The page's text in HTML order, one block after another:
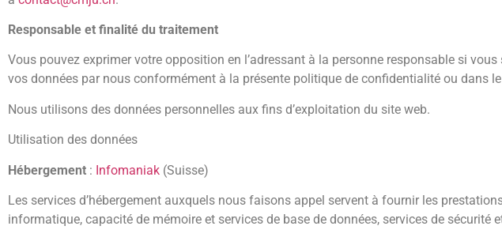
Responsable et finalité du traitement
Vous pouvez exprimer votre opposition en l’adressant à la personne responsable si
vos données par nous conformément à la présente politique de confidentialité ou dans
Nous utilisons des données personnelles aux fins d’exploitation du site web.
Utilisation des données
Hébergement : Infomaniak (Suisse)
Les services d’hébergement auxquels nous faisons appel servent à fournir les
informatique, capacité de mémoire et services de base de données, services de